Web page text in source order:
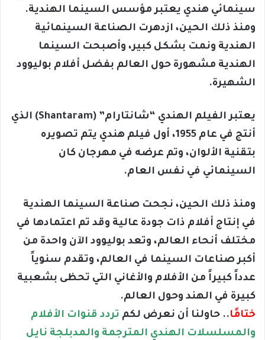
سينمائي هندي يعتبر مؤسس السينما الهندية.
ومنذ ذلك الحين، ازدهرت الصناعة السينمائية
الهندية ونمت بشكل كبير، وأصبحت السينما
الهندية مشهورة حول العالم بفضل أفلام بوليوود
الشهيرة.
يعتبر الفيلم الهندي “شانتارام” (Shantaram) الذي
أنتج في عام 1955، أول فيلم هندي يتم تصويره
بتقنية الألوان، وتم عرضه في مهرجان كان
السينمائي في نفس العام.
ومنذ ذلك الحين، نجحت صناعة السينما الهندية
في إنتاج أفلام ذات جودة عالية وقد تم اعتمادها في
مختلف أنحاء العالم، وتعد بوليوود الآن واحدة من
أكبر صناعات السينما في العالم، وتقدم سنوياً
عدداً كبيراً من الأفلام والأغاني التي تحظى بشعبية
كبيرة في الهند وحول العالم.
ختامًا.. حاولنا أن نعرض لكم تردد قنوات الأفلام
والمسلسلات الهندي المترجمة والمدبلجة نايل